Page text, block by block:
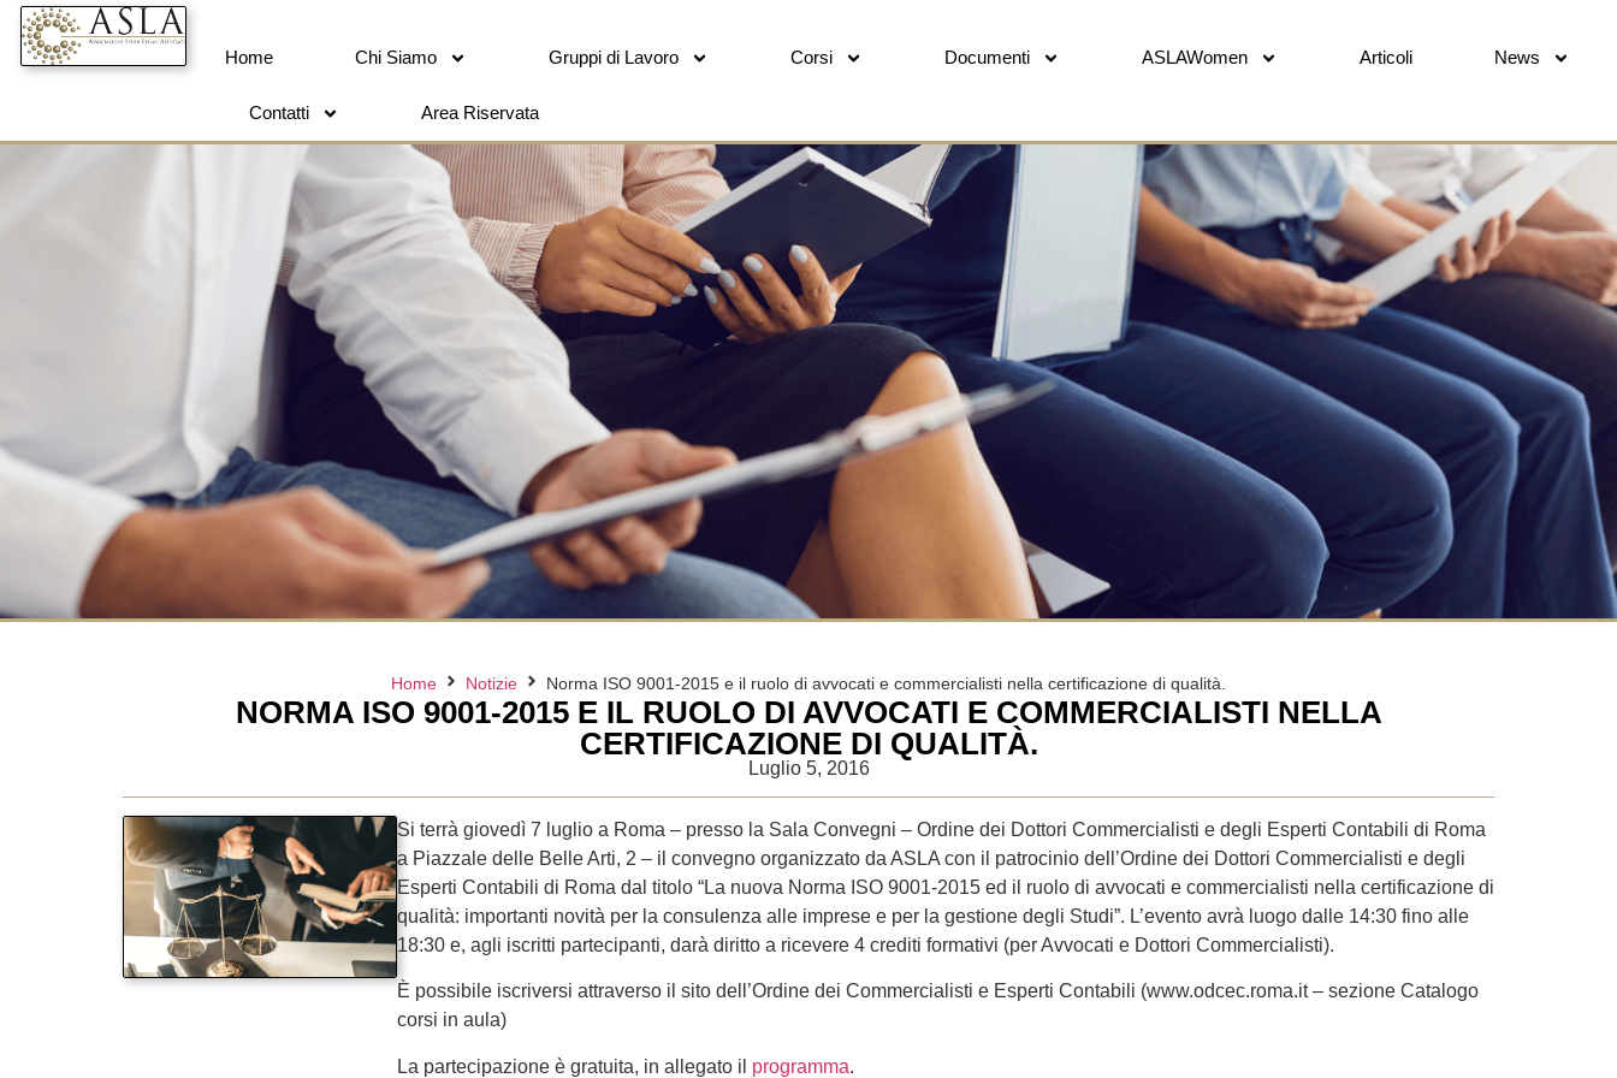
Home Chi Siamo Gruppi di Lavoro Corsi Documenti ASLAWomen Articoli News
Contatti Area Riservata
Home Notizie Norma ISO 9001-2015 e il ruolo di avvocati e commercialisti nella certificazione di qualità.
NORMA ISO 9001-2015 E IL RUOLO DI AVVOCATI E COMMERCIALISTI NELLA
CERTIFICAZIONE DI QUALITÀ.
Luglio 5, 2016
Si terrà giovedì 7 luglio a Roma – presso la Sala Convegni – Ordine dei Dottori Commercialisti e degli Esperti Contabili di Roma
a Piazzale delle Belle Arti, 2 – il convegno organizzato da ASLA con il patrocinio dell’Ordine dei Dottori Commercialisti e degli
Esperti Contabili di Roma dal titolo “La nuova Norma ISO 9001-2015 ed il ruolo di avvocati e commercialisti nella certificazione di
qualità: importanti novità per la consulenza alle imprese e per la gestione degli Studi”. L’evento avrà luogo dalle 14:30 fino alle
18:30 e, agli iscritti partecipanti, darà diritto a ricevere 4 crediti formativi (per Avvocati e Dottori Commercialisti).
È possibile iscriversi attraverso il sito dell’Ordine dei Commercialisti e Esperti Contabili (www.odcec.roma.it – sezione Catalogo
corsi in aula)
La partecipazione è gratuita, in allegato il programma.